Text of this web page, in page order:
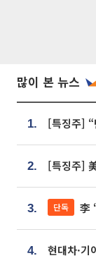
많이 본 뉴스
1.
2.
3. 단독 李 ‘
4.